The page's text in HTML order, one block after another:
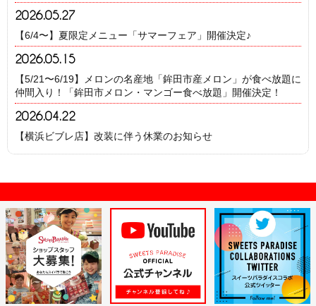
2026.05.27
【6/4〜】夏限定メニュー「サマーフェア」開催決定♪
2026.05.15
【5/21〜6/19】メロンの名産地「鉾田市産メロン」が食べ放題に
仲間入り！「鉾田市メロン・マンゴー食べ放題」開催決定！
2026.04.22
【横浜ビブレ店】改装に伴う休業のお知らせ